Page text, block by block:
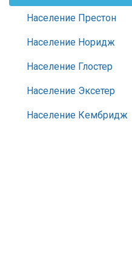
Население Престон
Население Норидж
Население Глостер
Население Эксетер
Население Кембридж